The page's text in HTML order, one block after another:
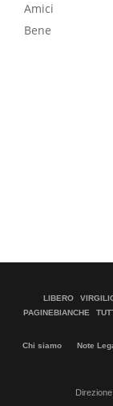
Amici
Bene
LIBERO
PAGINEBIANCHE
Chi siamo Note